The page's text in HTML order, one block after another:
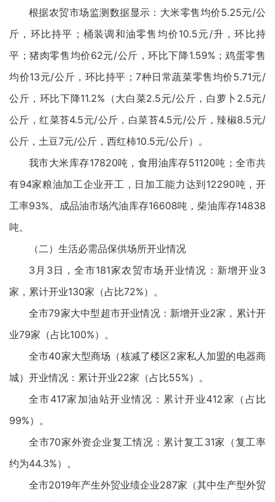
根据农贸市场监测数据显示：大米零售均价5.25元/公
斤，环比持平；桶装调和油零售均价10.5元/升，环比持
平；猪肉零售均价62元/公斤，环比下降1.59%；鸡蛋零售
均价13元/公斤，环比持平；7种日常蔬菜零售均价5.71元/
公斤，环比下降11.2%（大白菜2.5元/公斤，白萝卜2.5元/
公斤，红菜苔4.5元/公斤，白菜苔4.5元/公斤，辣椒8.5元/
公斤，土豆7元/公斤，西红柿10.5元/公斤）。
我市大米库存17820吨，食用油库存51120吨；全市共
有94家粮油加工企业开工，日加工能力达到12290吨，开
工率93%。成品油市场汽油库存16608吨，柴油库存14838
吨。
（二）生活必需品保供场所开业情况
3月3日，全市181家农贸市场开业情况：新增开业3
家，累计开业130家（占比72%）。
全市79家大中型超市开业情况：新增开业2家，累计开
业79家（占比100%）。
全市40家大型商场（核减了楼区2家私人加盟的电器商
城）开业情况：累计开业22家（占比55%）。
全市417家加油站开业情况：累计开业412家（占比
99%）。
全市70家外资企业复工情况：累计复工31家（复工率
约为44.3%）。
全市2019年产生外贸业绩企业287家（其中生产型外贸